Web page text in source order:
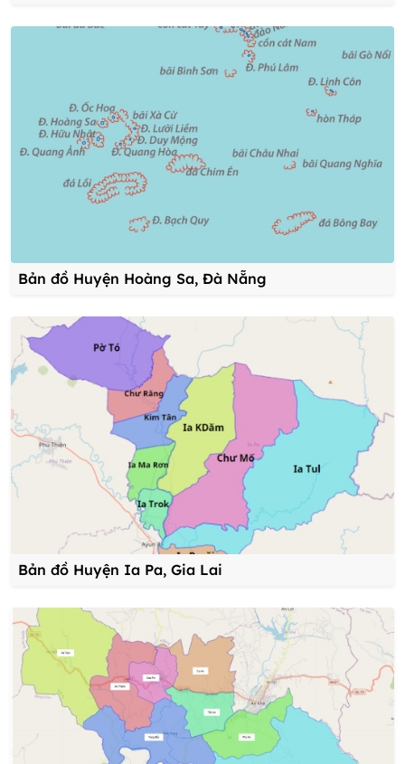
Bản đồ Huyện Hoàng Sa, Đà Nẵng
Bản đồ Huyện Ia Pa, Gia Lai